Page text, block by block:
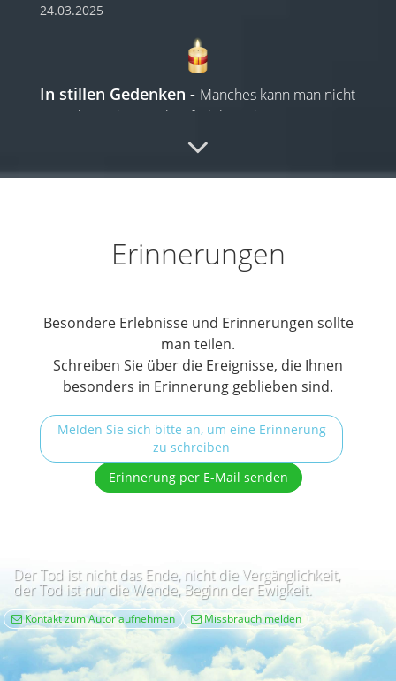
24.03.2025
In stillen Gedenken
Manches kann man nicht
verstehen , denn viel zu früh hast du uns
24.03.2025
Schwesterherz
Wir hatten so viel Hoffnung,
dass du es doch noch schaffst bei uns zu
23.03.2025
Beste tante
Wir werden dich alle vermissen
du wirst immer ein teil von uns sein
23.03.2025
meinem Herzen ❤️ tragen ich vermisse dich
23.03.2025
Erinnerungen
Besondere Erlebnisse und Erinnerungen sollte
man teilen.
Schreiben Sie über die Ereignisse, die Ihnen
besonders in Erinnerung geblieben sind.
Melden Sie sich bitte an, um eine Erinnerung
zu schreiben
Erinnerung per E-Mail senden
Der Tod ist nicht das Ende, nicht die Vergänglichkeit,
der Tod ist nur die Wende, Beginn der Ewigkeit.
Kontakt zum Autor aufnehmen Missbrauch melden